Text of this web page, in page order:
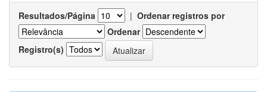
Resultados/Página | Ordenar registros por
Ordenar
Registro(s)